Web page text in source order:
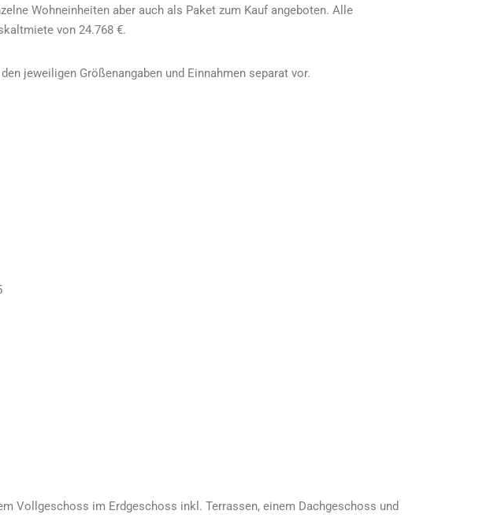
Wohneinheiten aber auch als Paket zum Kauf angeboten.Alle
von 24.768 €.
jeweiligen Größenangaben und Einnahmen separat vor.
Vollgeschoss im Erdgeschoss inkl. Terrassen, einem Dachgeschoss und